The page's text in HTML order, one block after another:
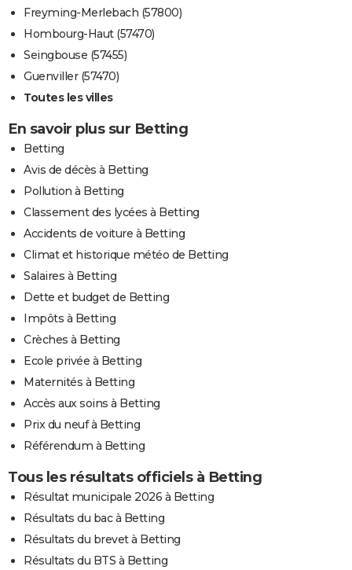
Freyming-Merlebach (57800)
Hombourg-Haut (57470)
Seingbouse (57455)
Guenviller (57470)
Toutes les villes
En savoir plus sur Betting
Betting
Avis de décès à Betting
Pollution à Betting
Classement des lycées à Betting
Accidents de voiture à Betting
Climat et historique météo de Betting
Salaires à Betting
Dette et budget de Betting
Impôts à Betting
Crèches à Betting
Ecole privée à Betting
Maternités à Betting
Accès aux soins à Betting
Prix du neuf à Betting
Référendum à Betting
Tous les résultats officiels à Betting
Résultat municipale 2026 à Betting
Résultats du bac à Betting
Résultats du brevet à Betting
Résultats du BTS à Betting